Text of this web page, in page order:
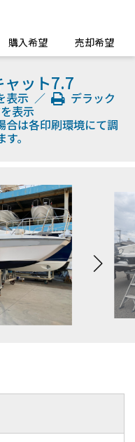
購入希望 売却希望
ット7.7
表示 ／
デラック
表示
合は各印刷環境にて調
。